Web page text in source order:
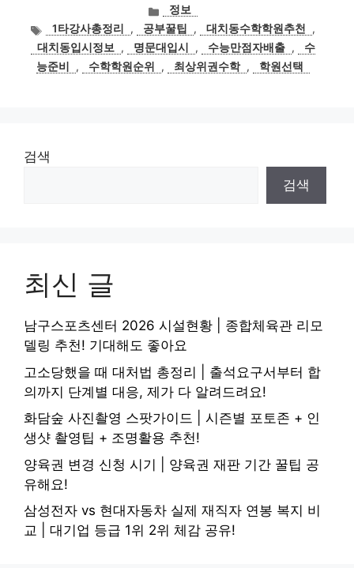
카
테
고
리
정보
태
그
1타강사총정리 , 공부꿀팁 , 대치동수학학원추천
,
대치동입시정보
, 명문대입시 , 수능만점자배출 ,
수
능준비
, 수학학원순위 , 최상위권수학 , 학원선택
검색
검색
최신 글
남구스포츠센터 2026 시설현황 | 종합체육관 리모
델링 추천! 기대해도 좋아요
고소당했을 때 대처법 총정리 | 출석요구서부터 합
의까지 단계별 대응, 제가 다 알려드려요!
화담숲 사진촬영 스팟가이드 | 시즌별 포토존 + 인
생샷 촬영팁 + 조명활용 추천!
양육권 변경 신청 시기 | 양육권 재판 기간 꿀팁 공
유해요!
삼성전자 vs 현대자동차 실제 재직자 연봉 복지 비
교 | 대기업 등급 1위 2위 체감 공유!